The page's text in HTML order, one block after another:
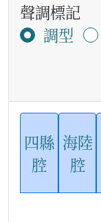
聲調標記
調型
四縣
腔
海陸
腔